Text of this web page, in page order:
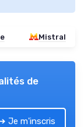
Mistral
de
Je m'inscris